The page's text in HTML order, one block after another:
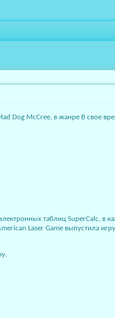
Dog McCree, в жанре В свое
таблиц SuperCalc, в
Laser Game выпустила